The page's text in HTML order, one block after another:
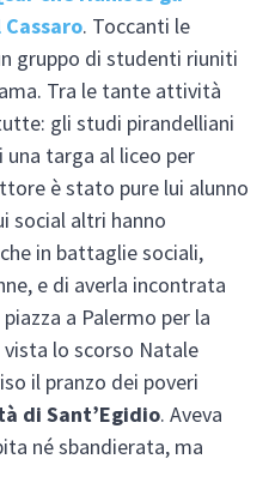
. Toccanti le
gruppo di studenti riuniti
Tra le tante attività
gli studi pirandelliani
una targa al liceo per
è stato pure lui alunno
social altri hanno
in battaglie sociali,
e di averla incontrata
a Palermo per la
vista lo scorso Natale
il pranzo dei poveri
di Sant’Egidio. Aveva
né sbandierata, ma